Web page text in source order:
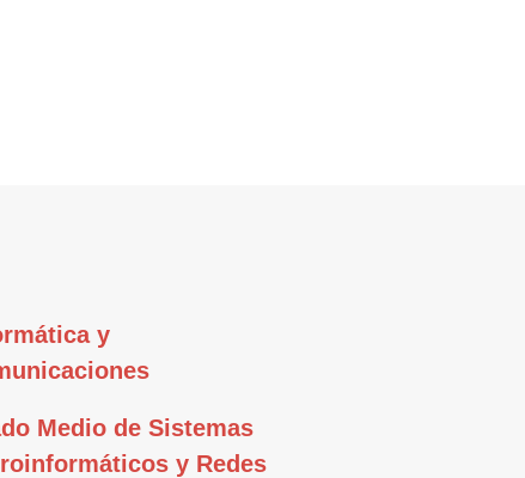
y
Medio de Sistemas
y Redes